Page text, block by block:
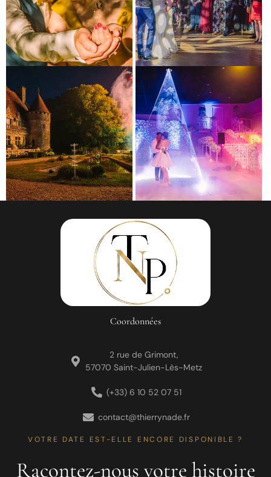
Coordonnées
2 rue de Grimont,
57070 Saint-Julien-Lès-Metz
(+33) 6 10 52 07 51
contact@thierrynade.fr
VOTRE DATE EST-ELLE ENCORE DISPONIBLE ?
Racontez-nous votre histoire